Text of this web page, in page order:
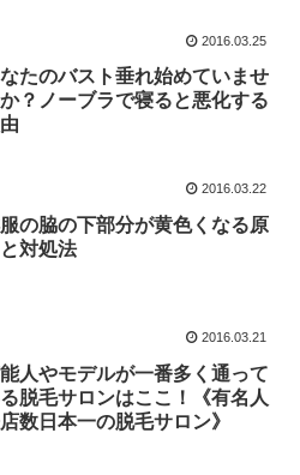
2016.03.25
たのバスト垂れ始めていませ
？ノーブラで寝ると悪化する
2016.03.22
の脇の下部分が黄色くなる原
対処法
2016.03.21
人やモデルが一番多く通って
脱毛サロンはここ！《有名人
数日本一の脱毛サロン》